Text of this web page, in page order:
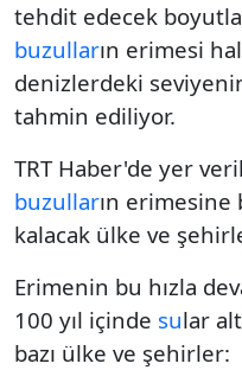
tehdit edecek
buzulların erimesi
denizlerdeki
tahmin ediliyor.
TRT Haber'de yer
buzulların erimesine
kalacak ülke ve
Erimenin bu hızla
100 yıl içinde sular
bazı ülke ve şehirler: